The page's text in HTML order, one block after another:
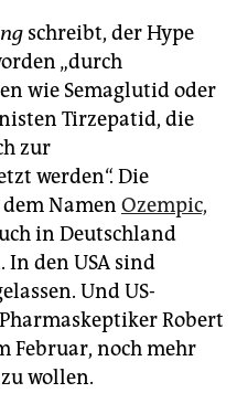
schreibt, der Hype
„durch
wie Semaglutid oder
Tirzepatid, die
zur
werden“. Die
Namen Ozempic,
in Deutschland
In den USA sind
Und US-
Robert
Februar, noch mehr
wollen.